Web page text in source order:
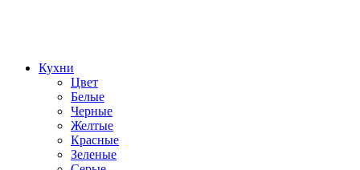
Кухни
Цвет
Белые
Черные
Желтые
Красные
Зеленые